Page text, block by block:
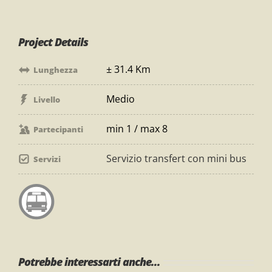
Project Details
Lunghezza ± 31.4 Km
Livello Medio
Partecipanti min 1 / max 8
Servizi Servizio transfert con mini bus
Potrebbe interessarti anche...